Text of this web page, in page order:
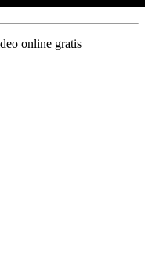
online gratis